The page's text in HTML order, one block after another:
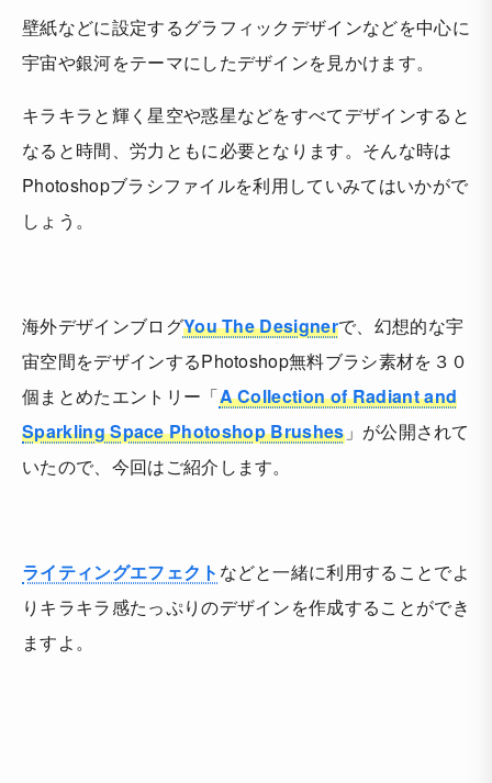
壁紙などに設定するグラフィックデザインなどを中心に
宇宙や銀河をテーマにしたデザインを見かけます。
キラキラと輝く星空や惑星などをすべてデザインすると
なると時間、労力ともに必要となります。そんな時は
Photoshopブラシファイルを利用していみてはいかがで
しょう。
海外デザインブログYou The Designerで、幻想的な宇
宙空間をデザインするPhotoshop無料ブラシ素材を３０
個まとめたエントリー「A Collection of Radiant and
Sparkling Space Photoshop Brushes」が公開されて
いたので、今回はご紹介します。
ライティングエフェクト などと一緒に利用することでよ
りキラキラ感たっぷりのデザインを作成することができ
ますよ。